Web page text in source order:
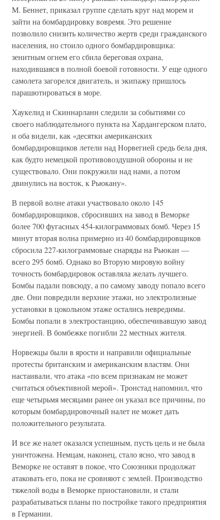
М. Беннет, приказал группе сделать круг над морем и
зайти на бомбардировку вовремя. Это решение
позволило снизить количество жертв среди гражданского
населения, но стоило одного бомбардировщика:
зенитным огнем его сбила береговая охрана,
находившаяся в полной боевой готовности. У еще одного
самолета загорелся двигатель, и экипажу пришлось
парашютироваться в море.
Хаукелид и Скиннарланн следили за событиями со
своего наблюдательного пункта на Хардангерском плато,
и оба видели, как «десятки американских
бомбардировщиков летели над Норвегией средь бела дня,
как будто немецкой противовоздушной обороны и не
существовало. Они покружили над нами, а потом
двинулись на восток, к Рьюкану».
В первой волне атаки участвовало около 145
бомбардировщиков, сбросивших на завод в Веморке
более 700 фугасных 454-килограммовых бомб. Через 15
минут вторая волна примерно из 40 бомбардировщиков
сбросила 227-килограммовые снаряды на Рьюкан —
всего 295 бомб. Однако во Вторую мировую войну
точность бомбардировок оставляла желать лучшего.
Бомбы падали повсюду, а по самому заводу попало всего
две. Они повредили верхние этажи, но электролизные
установки в цокольном этаже остались невредимы.
Бомбы попали в электростанцию, обеспечивавшую завод
энергией. В бомбежке погибли 22 местных жителя.
Норвежцы были в ярости и направили официальные
протесты британским и американским властям. Они
настаивали, что атака «по всем признакам не может
считаться объективной мерой». Тронстад напомнил, что
еще четырьмя месяцами ранее он указал все причины, по
которым бомбардировочный налет не может дать
положительного результата.
И все же налет оказался успешным, пусть цель и не была
уничтожена. Немцам, наконец, стало ясно, что завод в
Веморке не оставят в покое, что Союзники продолжат
атаковать его, пока не сровняют с землей. Производство
тяжелой воды в Веморке приостановили, и стали
разрабатываться планы по постройке такого предприятия
в Германии.